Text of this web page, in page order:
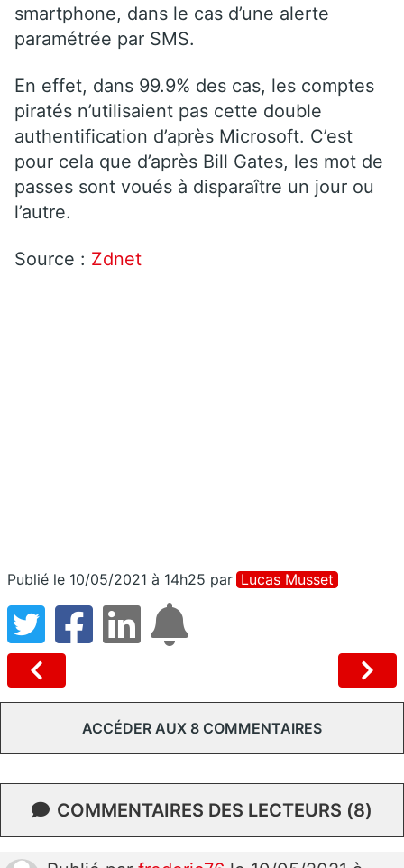
smartphone, dans le cas d’une alerte
paramétrée par SMS.
En effet, dans 99.9% des cas, les comptes
piratés n’utilisaient pas cette double
authentification d’après Microsoft. C’est
pour cela que d’après Bill Gates, les mot de
passes sont voués à disparaître un jour ou
l’autre.
Source : Zdnet
Publié le 10/05/2021 à 14h25 par Lucas Musset
ACCÉDER AUX 8 COMMENTAIRES
COMMENTAIRES DES LECTEURS (8)